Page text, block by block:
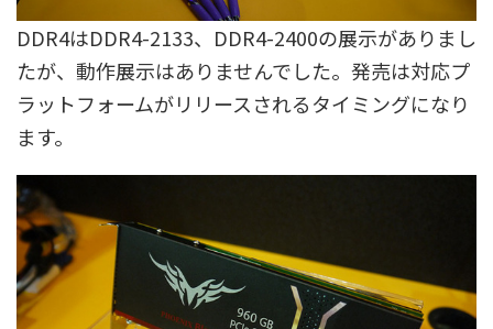
DDR4はDDR4-2133、DDR4-2400の展示がありまし
たが、動作展示はありませんでした。発売は対応プ
ラットフォームがリリースされるタイミングになり
ます。